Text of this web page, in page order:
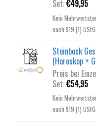
Set:€49,95
Kein
nach §19 (1) UStG.
Steinbock
(Horoskop +
Preis bei
Set:€54,95
Kein
nach §19 (1) UStG.